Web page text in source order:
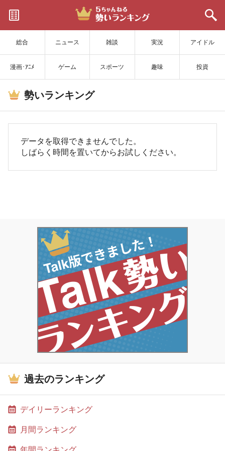
総合 ニュース 雑談 実況 アイドル
漫画･ｱﾆﾒ ゲーム スポーツ 趣味 投資
サイトを更新
勢いランキング
データを取得できませんでした。
しばらく時間を置いてからお試しください。
過去のランキング
デイリーランキング
月間ランキング